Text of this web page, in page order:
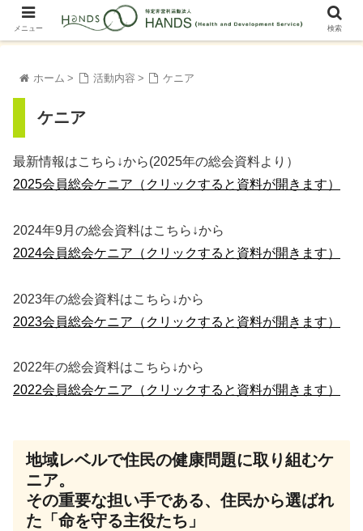
ホーム 活動内容 ケニア
ケニア
最新情報はこちら↓から(2025年の総会資料より）
2025会員総会ケニア（クリックすると資料が開きます）
2024年9月の総会資料はこちら↓から
2024会員総会ケニア（クリックすると資料が開きます）
2023年の総会資料はこちら↓から
2023会員総会ケニア（クリックすると資料が開きます）
2022年の総会資料はこちら↓から
2022会員総会ケニア（クリックすると資料が開きます）
地域レベルで住民の健康問題に取り組むケ
ニア。
その重要な担い手である、住民から選ばれ
た「命を守る主役たち」
メニュー 検索